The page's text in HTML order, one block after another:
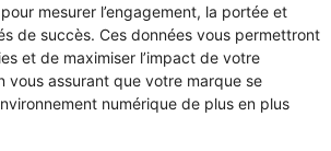
mesurer l’engagement, la portée et
de succès. Ces données vous permettront
et de maximiser l’impact de votre
vous assurant que votre marque se
numérique de plus en plus